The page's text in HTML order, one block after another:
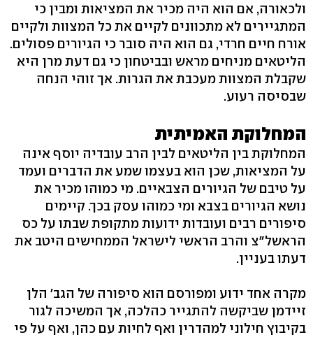
ולכאורה, אם הוא היה מכיר את המציאות ומבין כי
המתגיירים לא מתכוונים לקיים את כל המצוות ולקיים
אורח חיים חרדי, גם הוא היה סובר כי הגיורים פסולים.
הליטאים מניחים מראש ובביטחון כי גם דעת מרן היא
שקבלת המצוות מעכבת את הגרות. אך זוהי הנחה
שבסיסה רעוע.
המחלוקת האמיתית
המחלוקת בין הליטאים לבין הרב עובדיה יוסף אינה
על המציאות, שכן הוא בעצמו שמע את הדברים ועמד
על טיבם של הגיורים הצבאיים. מי כמוהו מכיר את
נושא הגיורים בצבא ומי כמוהו עסק בכך. קיימים
סיפורים רבים ועובדות ידועות מתקופת שבתו על כס
הראשל"צ והרב הראשי לישראל הממחישים היטב את
דעתו בעניין.
מקרה אחד ידוע ומפורסם הוא סיפורה של הגב' הלן
זיידמן שביקשה להתגייר כהלכה, אך המשיכה לגור
בקיבוץ חילוני למהדרין ואף לחיות עם כהן, ואף על פי